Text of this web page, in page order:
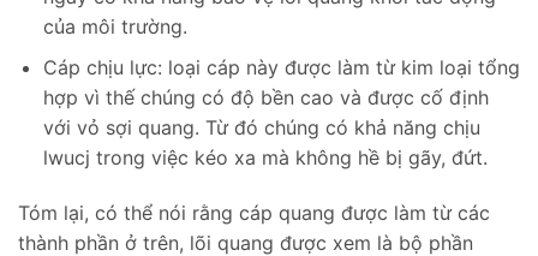
của môi trường.
Cáp chịu lực: loại cáp này được làm từ kim loại tổng
hợp vì thế chúng có độ bền cao và được cố định
với vỏ sợi quang. Từ đó chúng có khả năng chịu
lwucj trong việc kéo xa mà không hề bị gãy, đứt.
Tóm lại, có thể nói rằng cáp quang được làm từ các
thành phần ở trên, lõi quang được xem là bộ phần